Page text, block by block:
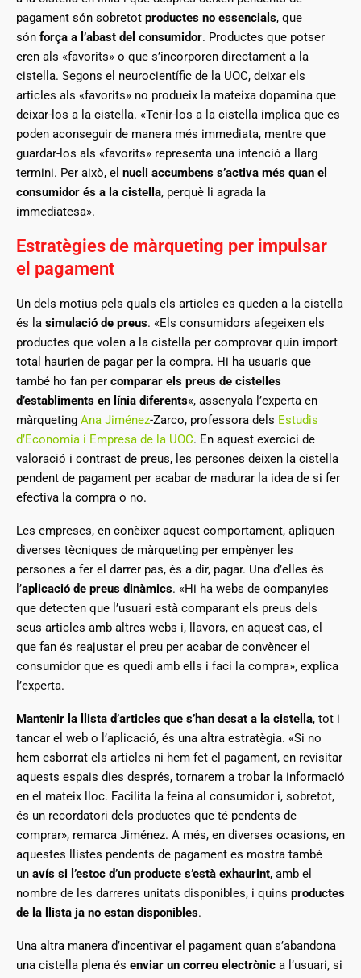
pagament són sobretot productes no essencials, que
són força a l’abast del consumidor. Productes que potser
eren als «favorits» o que s’incorporen directament a la
cistella. Segons el neurocientífic de la UOC, deixar els
articles als «favorits» no produeix la mateixa dopamina que
deixar-los a la cistella. «Tenir-los a la cistella implica que es
poden aconseguir de manera més immediata, mentre que
guardar-los als «favorits» representa una intenció a llarg
termini. Per això, el nucli accumbens s’activa més quan el
consumidor és a la cistella, perquè li agrada la
immediatesa».
Estratègies de màrqueting per impulsar
el pagament
Un dels motius pels quals els articles es queden a la cistella
és la simulació de preus. «Els consumidors afegeixen els
productes que volen a la cistella per comprovar quin import
total haurien de pagar per la compra. Hi ha usuaris que
també ho fan per comparar els preus de cistelles
d’establiments en línia diferents«, assenyala l’experta en
màrqueting Ana Jiménez-Zarco, professora dels Estudis
d’Economia i Empresa de la UOC. En aquest exercici de
valoració i contrast de preus, les persones deixen la cistella
pendent de pagament per acabar de madurar la idea de si fer
efectiva la compra o no.
Les empreses, en conèixer aquest comportament, apliquen
diverses tècniques de màrqueting per empènyer les
persones a fer el darrer pas, és a dir, pagar. Una d’elles és
l’aplicació de preus dinàmics. «Hi ha webs de companyies
que detecten que l’usuari està comparant els preus dels
seus articles amb altres webs i, llavors, en aquest cas, el
que fan és reajustar el preu per acabar de convèncer el
consumidor que es quedi amb ells i faci la compra», explica
l’experta.
Mantenir la llista d’articles que s’han desat a la cistella, tot i
tancar el web o l’aplicació, és una altra estratègia. «Si no
hem esborrat els articles ni hem fet el pagament, en revisitar
aquests espais dies després, tornarem a trobar la informació
en el mateix lloc. Facilita la feina al consumidor i, sobretot,
és un recordatori dels productes que té pendents de
comprar», remarca Jiménez. A més, en diverses ocasions, en
aquestes llistes pendents de pagament es mostra també
un avís si l’estoc d’un producte s’està exhaurint, amb el
nombre de les darreres unitats disponibles, i quins productes
de la llista ja no estan disponibles.
Una altra manera d’incentivar el pagament quan s’abandona
una cistella plena és enviar un correu electrònic a l’usuari, si